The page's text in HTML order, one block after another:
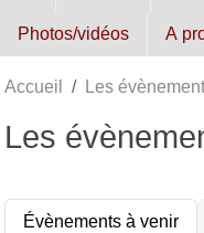
Photos/vidéos A
Accueil Les
Les
Évènements à venir